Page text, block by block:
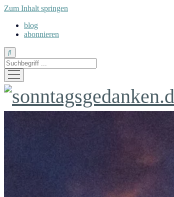
Zum Inhalt springen
blog
abonnieren
Suche
Menü
öffnen
sonntagsgedanken.de